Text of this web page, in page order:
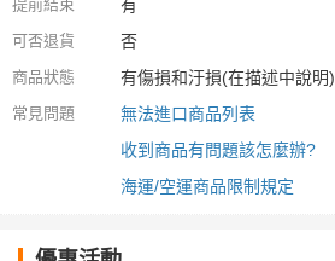
提前結束 有
可否退貨 否
商品狀態 有傷損和汙損(在描述中說明)
常見問題
無法進口商品列表
收到商品有問題該怎麼辦?
海運/空運商品限制規定